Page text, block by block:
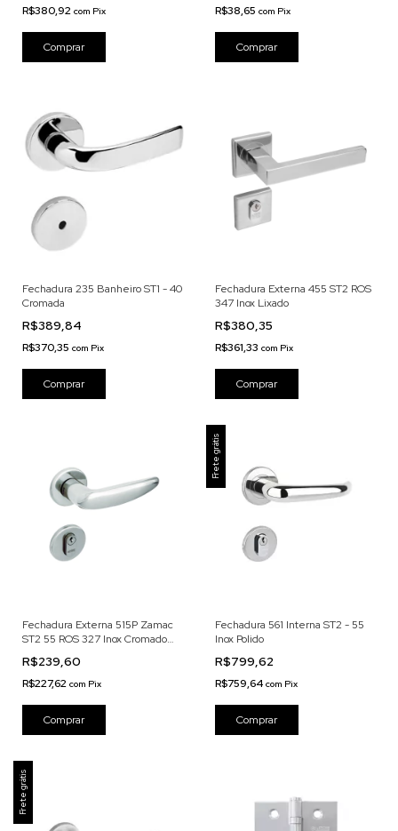
R$380,92 com Pix R$38,65 com Pix
Fechadura 235 Banheiro ST1 - 40
Cromada
R$389,84
R$370,35 com Pix
Fechadura Externa 455 ST2 ROS
347 Inox Lixado
R$380,35
R$361,33 com Pix
Fechadura Externa 515P Zamac
ST2 55 ROS 327 Inox Cromado
R$239,60
R$227,62 com Pix
Frete grátis
Fechadura 561 Interna ST2 - 55
Inox Polido
R$799,62
R$759,64 com Pix
Frete grátis